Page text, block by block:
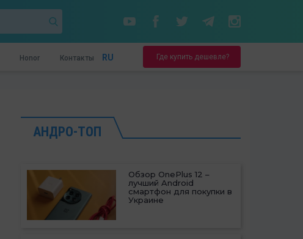
Honor Контакты RU Где купить дешевле?
АНДРО-ТОП
Обзор OnePlus 12 –
лучший Android
смартфон для покупки в
Украине